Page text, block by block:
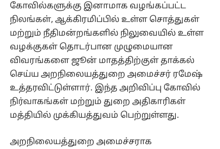
கோவில்களுக்கு இனாமாக வழங்கப்பட்ட
நிலங்கள், ஆக்கிரமிப்பில் உள்ள சொத்துகள்
மற்றும் நீதிமன்றங்களில் நிலுவையில் உள்ள
வழக்குகள் தொடர்பான முழுமையான
விவரங்களை ஜூன் மாதத்திற்குள் தாக்கல்
செய்ய அறநிலையத்துறை அமைச்சர் ரமேஷ்
உத்தரவிட்டுள்ளார். இந்த அறிவிப்பு கோவில்
நிர்வாகங்கள் மற்றும் துறை அதிகாரிகள்
மத்தியில் முக்கியத்துவம் பெற்றுள்ளது.
அறநிலையத்துறை அமைச்சராக